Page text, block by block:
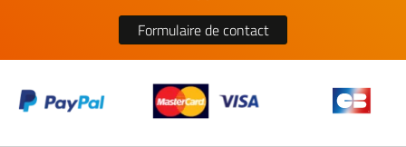
Formulaire de contact